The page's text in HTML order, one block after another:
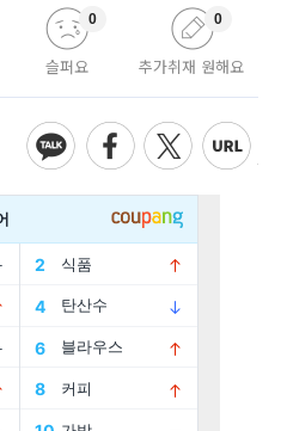
슬퍼요
0
추가취재 원해요
0